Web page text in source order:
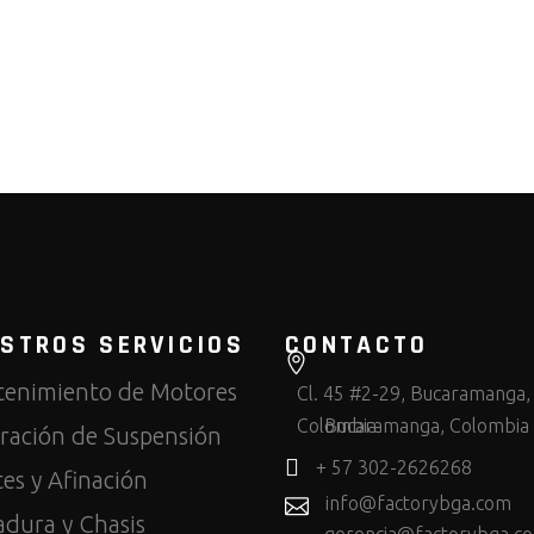
SERVICIOS
de Motores
de Suspensión
y Afinación
y Chasis
CONTACTO
Cl. 45 #2-29, Bucaramanga,
Colombia
Bucaramanga, Colombia
+ 57 302-2626268
info@factorybga.com